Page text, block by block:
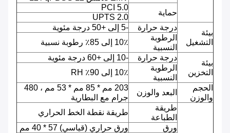
حماية
PCI 5.0
UPTS 2.0
بيئة
التشغيل
درجة حرارة
-5 إلى +50 درجة مئوية
الرطوبة
النسبية
10٪ إلى 85٪ رطوبة نسبية
بيئة
التخزين
درجة حرارة
-10 إلى +60 درجة مئوية
الرطوبة
النسبية
10٪ إلى 90٪ RH
الحجم
والوزن
البعد والوزن
203 مم * 85 مم * 53 مم ، 480
جرام مع البطارية
طريقة
الطباعة
طريقة نقطة الخط الحراري
ورق
ورق حراري (قياسي) 57 * 40 مم